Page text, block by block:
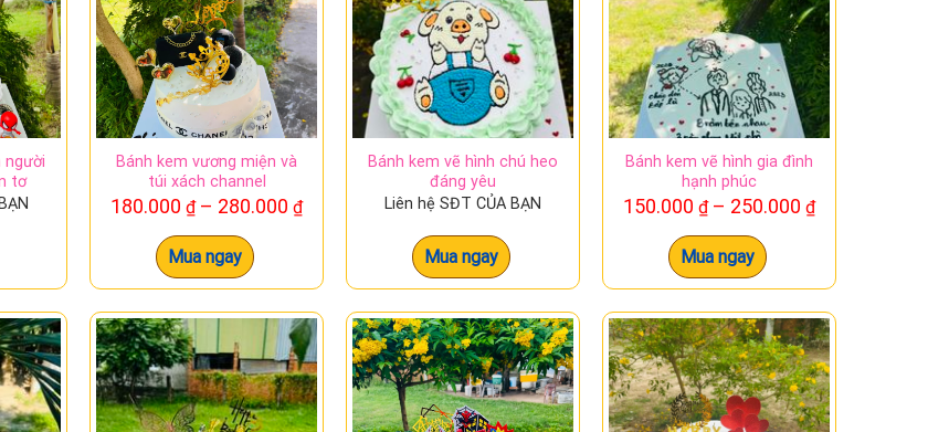
cho người thân yêu, thì bánh kem hình trái tim đỏ trắng đơn giản là một lựa chọn tuyệt vời. Chiếc
quan tâm và thấu hiểu của bạn dành cho người nhận.
người
tơ
Bánh kem vương miện và
túi xách channel
180.000 ₫ – 280.000 ₫Khoảng
giá:
đến
Mua ngay
Bánh kem vẽ hình chú heo
đáng yêu
Liên hệ SĐT CỦA BẠN
Mua ngay
Bánh kem vẽ hình gia đình
hạnh phúc
150.000 ₫ – 250.000 ₫Khoảng
giá:
đến
Mua ngay